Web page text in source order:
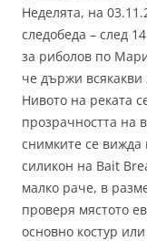
Неделята, на
следобеда – след
за риболов по
че държи всякакви
Нивото на реката
прозрачността на
снимките се вижда
силикон на Bait
малко раче, в
проверя мястото
основно костур